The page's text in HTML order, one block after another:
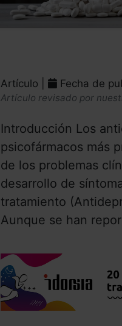
Artículo | Fecha de
Artículo revisado por
Introducción Los
psicofármacos más
de los problemas
desarrollo de
tratamiento
Aunque se han